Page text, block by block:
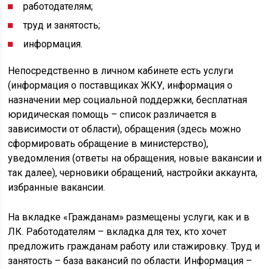
работодателям;
труд и занятость;
информация.
Непосредственно в личном кабинете есть услуги
(информация о поставщиках ЖКУ, информация о
назначении мер социальной поддержки, бесплатная
юридическая помощь – список различается в
зависимости от области), обращения (здесь можно
сформировать обращение в министерство),
уведомления (ответы на обращения, новые вакансии и
так далее), черновики обращений, настройки аккаунта,
избранные вакансии.
На вкладке «Гражданам» размещены услуги, как и в
ЛК. Работодателям – вкладка для тех, кто хочет
предложить гражданам работу или стажировку. Труд и
занятость – база вакансий по области. Информация –